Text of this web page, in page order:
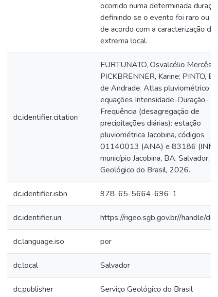
ocorrido numa determinada
definindo se o evento foi raro ou
de acordo com a caracterização de
extrema local.
dc.identifier.citation
FURTUNATO, Osvalcélio Mercês;
PICKBRENNER, Karine; PINTO,
de Andrade. Atlas pluviométrico
equações Intensidade-Duração-
Frequência (desagregação de
precipitações diárias): estação
pluviométrica Jacobina, códigos
01140013 (ANA) e 83186
município Jacobina, BA. Salvador:
Geológico do Brasil, 2026.
dc.identifier.isbn 978-65-5664-696-1
dc.identifier.uri https://rigeo.sgb.gov.br//handle/
dc.language.iso por
dc.local Salvador
dc.publisher Serviço Geológico do Brasil